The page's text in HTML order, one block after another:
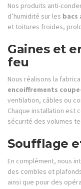
Nos produits anti-
d’humidité sur les bacs
et toitures froides,
Gaines et
feu
Nous réalisons la
encoiffrements
ventilation, câbles ou
Chaque installation est
sécurité des volumes
Soufflage
En complément, nous
des combles et
ainsi que pour des